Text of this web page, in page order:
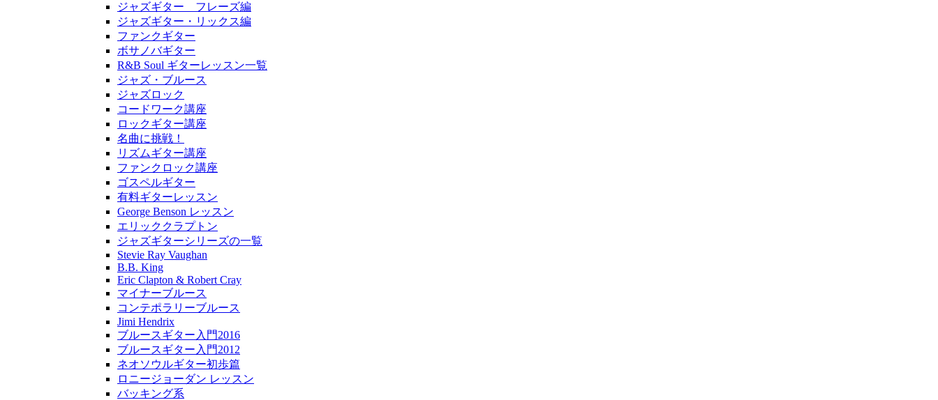
ジャズギター フレーズ編
ジャズギター・リックス編
ファンクギター
ボサノバギター
R&B Soul ギターレッスン一覧
ジャズ・ブルース
ジャズロック
コードワーク講座
ロックギター講座
名曲に挑戦！
リズムギター講座
ファンクロック講座
ゴスペルギター
有料ギターレッスン
George Benson レッスン
エリッククラプトン
ジャズギターシリーズの一覧
Stevie Ray Vaughan
B.B. King
Eric Clapton & Robert Cray
マイナーブルース
コンテポラリーブルース
Jimi Hendrix
ブルースギター入門2016
ブルースギター入門2012
ネオソウルギター初歩篇
ロニージョーダン レッスン
バッキング系